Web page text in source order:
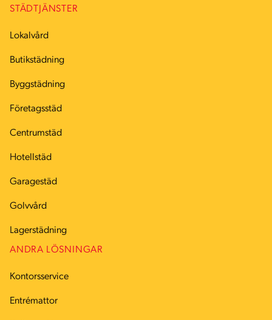
STÄDTJÄNSTER
Lokalvård
Butikstädning
Byggstädning
Företagsstäd
Centrumstäd
Hotellstäd
Garagestäd
Golvvård
Lagerstädning
ANDRA LÖSNINGAR
Kontorsservice
Entrémattor